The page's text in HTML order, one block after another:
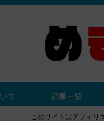
て 記事一覧
このサイトはアフィリ